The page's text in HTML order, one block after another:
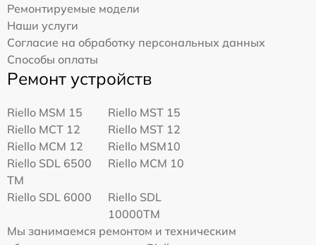
Ремонтируемые модели
Наши услуги
Согласие на обработку персональных данных
Способы оплаты
Ремонт устройств
Riello MSM 15
Riello MST 15
Riello MCT 12
Riello MST 12
Riello MCM 12
Riello MSM10
Riello SDL 6500
TM
Riello MCM 10
Riello SDL 6000
Riello SDL
10000TM
Мы занимаемся ремонтом и техническим